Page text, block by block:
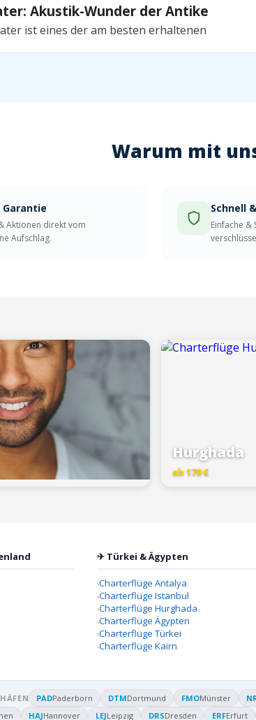
Akustik-Wunder der Antike
ist eines der am besten erhaltenen
Warum mit
Garantie
Aktionen direkt vom
Aufschlag.
Schnell
Einfache &
Hurghada
ab 179 €
✈ Türkei & Ägypten
Charterflüge Antalya
Charterflüge Istanbul
Charterflüge Hurghada
Charterflüge Ägypten
Charterflüge Türkei
Charterflüge Kairn
PADPaderborn DTMDortmund FMOMünster
HAJHannover LEJLeipzig DRSDresden ERFErfurt